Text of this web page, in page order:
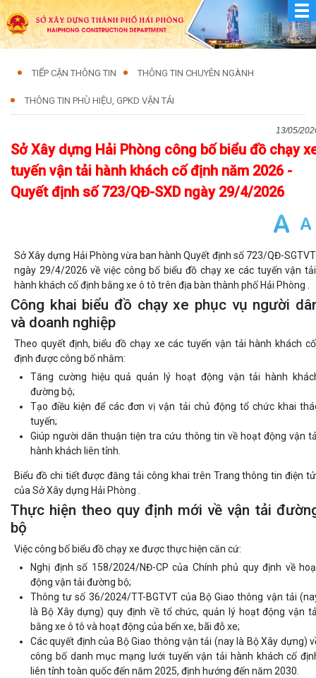
TIẾP CẬN THÔNG TIN THÔNG TIN CHUYÊN NGÀNH
THÔNG TIN PHÙ HIỆU, GPKD VẬN TẢI
13/05/
Sở Xây dựng Hải Phòng công bố biểu đồ chạy
tuyến vận tải hành khách cố định năm 2026 -
Quyết định số 723/QĐ-SXD ngày 29/4/2026
Sở Xây dựng Hải Phòng vừa ban hành Quyết định số 723/QĐ-SGTVT
ngày 29/4/2026 về việc công bố biểu đồ chạy xe các tuyến vận tải
hành khách cố định bằng xe ô tô trên địa bàn thành phố Hải Phòng .
Công khai biểu đồ chạy xe phục vụ người
và doanh nghiệp
Theo quyết định, biểu đồ chạy xe các tuyến vận tải hành khách cố
định được công bố nhằm:
Tăng cường hiệu quả quản lý hoạt động vận tải hành
đường bộ;
Tạo điều kiện để các đơn vị vận tải chủ động tổ chức khai
tuyến;
Giúp người dân thuận tiện tra cứu thông tin về hoạt động vận
hành khách liên tỉnh.
Biểu đồ chi tiết được đăng tải công khai trên Trang thông tin điện tử
của Sở Xây dựng Hải Phòng .
Thực hiện theo quy định mới về vận tải
bộ
Việc công bố biểu đồ chạy xe được thực hiện căn cứ:
Nghị định số 158/2024/NĐ-CP của Chính phủ quy định về
động vận tải đường bộ;
Thông tư số 36/2024/TT-BGTVT của Bộ Giao thông vận tải
là Bộ Xây dựng) quy định về tổ chức, quản lý hoạt động vận
bằng xe ô tô và hoạt động của bến xe, bãi đỗ xe;
Các quyết định của Bộ Giao thông vận tải (nay là Bộ Xây dựng)
công bố danh mục mạng lưới tuyến vận tải hành khách cố
liên tỉnh toàn quốc đến năm 2025, định hướng đến năm 2030.